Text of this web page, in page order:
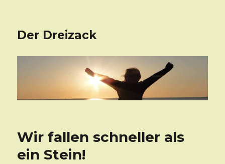
Der Dreizack
Wir fallen schneller als
ein Stein!